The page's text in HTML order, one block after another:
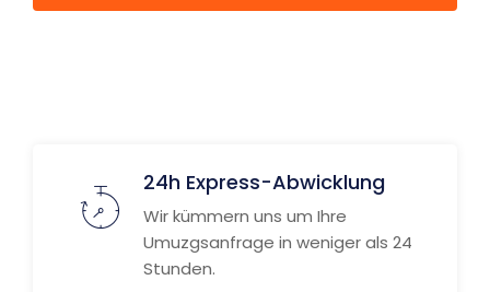
24h Express-Abwicklung
Wir kümmern uns um Ihre
Umuzgsanfrage in weniger als 24
Stunden.